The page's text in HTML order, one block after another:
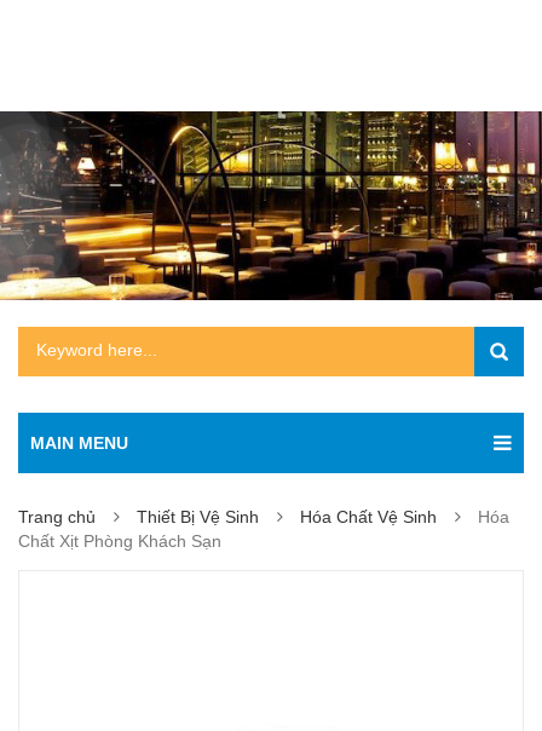
MAIN MENU
Trang chủ Thiết Bị Vệ Sinh Hóa Chất Vệ Sinh
Hóa
Chất Xịt Phòng Khách Sạn